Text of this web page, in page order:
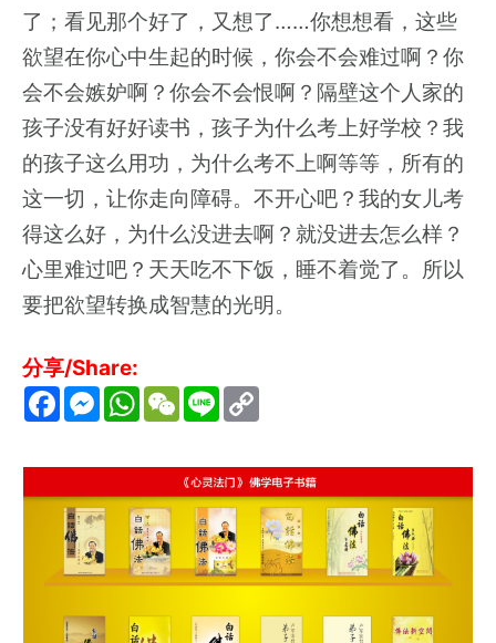
了；看见那个好了，又想了……你想想看，这些
欲望在你心中生起的时候，你会不会难过啊？你
会不会嫉妒啊？你会不会恨啊？隔壁这个人家的
孩子没有好好读书，孩子为什么考上好学校？我
的孩子这么用功，为什么考不上啊等等，所有的
这一切，让你走向障碍。不开心吧？我的女儿考
得这么好，为什么没进去啊？就没进去怎么样？
心里难过吧？天天吃不下饭，睡不着觉了。所以
要把欲望转换成智慧的光明。
分享/Share:
F
a
c
b
o
k
M
e
s
e
g
e
W
h
a
s
p
p
W
e
C
a
t
L
i
n
L
i
n
k